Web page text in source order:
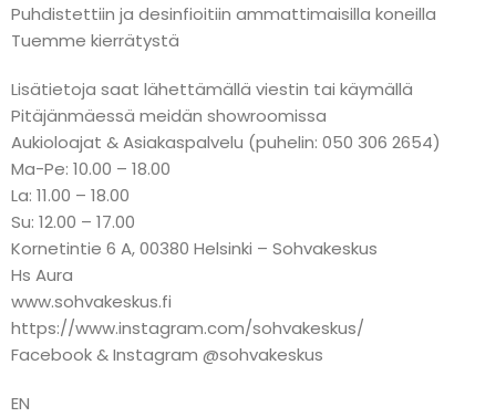
Puhdistettiin ja desinfioitiin ammattimaisilla koneilla
Tuemme kierrätystä
Lisätietoja saat lähettämällä viestin tai käymällä
Pitäjänmäessä meidän showroomissa
Aukioloajat & Asiakaspalvelu (puhelin: 050 306 2654)
Ma-Pe: 10.00 – 18.00
La: 11.00 – 18.00
Su: 12.00 – 17.00
Kornetintie 6 A, 00380 Helsinki – Sohvakeskus
Hs Aura
www.sohvakeskus.fi
https://www.instagram.com/sohvakeskus/
Facebook & Instagram @sohvakeskus
EN